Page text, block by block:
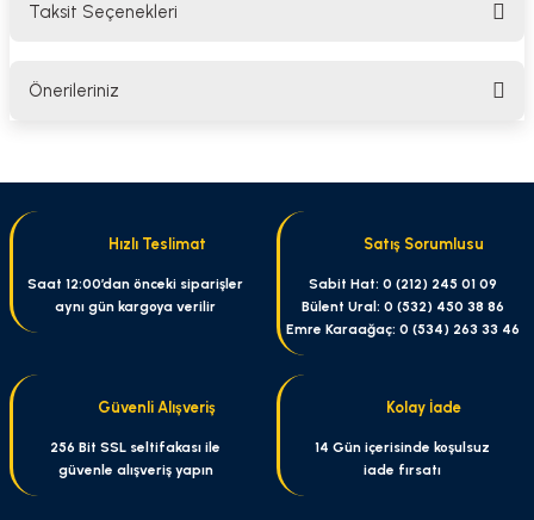
Taksit Seçenekleri
Önerileriniz
Görüş ve önerileriniz için teşekkür ederiz.
Ürün resmi kalitesiz, bozuk veya görüntülenemiyor.
Ürün açıklamasında eksik bilgiler bulunuyor.
Ürün fiyatı diğer sitelerden daha pahalı.
Bu ürüne benzer farklı alternatifler olmalı.
Hızlı Teslimat
Saat 12:00’dan önceki siparişler
aynı gün kargoya verilir
Satış Sorumlusu
Sabit Hat: 0 (212) 245 01 09
Bülent Ural: 0 (532) 450 38 86
Emre Karaağaç: 0 (534) 263 33 46
Güvenli Alışveriş
256 Bit SSL seltifakası ile
güvenle alışveriş yapın
Kolay İade
14 Gün içerisinde koşulsuz
iade fırsatı